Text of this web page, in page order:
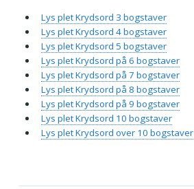
Lys plet Krydsord 3 bogstaver
Lys plet Krydsord 4 bogstaver
Lys plet Krydsord 5 bogstaver
Lys plet Krydsord på 6 bogstaver
Lys plet Krydsord på 7 bogstaver
Lys plet Krydsord på 8 bogstaver
Lys plet Krydsord på 9 bogstaver
Lys plet Krydsord 10 bogstaver
Lys plet Krydsord over 10 bogstaver